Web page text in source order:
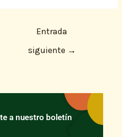
Entrada
siguiente →
a nuestro boletín